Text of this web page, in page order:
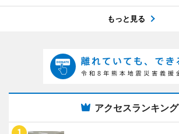
もっと見る
アクセスランキング